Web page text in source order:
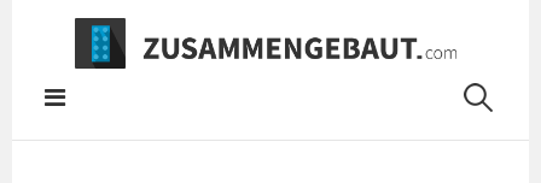
Springe
Inhalt